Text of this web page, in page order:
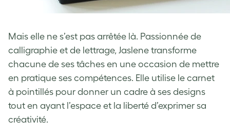
Mais elle ne s’est pas arrêtée là. Passionnée de
calligraphie et de lettrage, Jaslene transforme
chacune de ses tâches en une occasion de mettre
en pratique ses compétences. Elle utilise le carnet
à pointillés pour donner un cadre à ses designs
tout en ayant l’espace et la liberté d’exprimer sa
créativité.